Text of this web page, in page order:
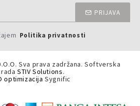
PRIJAVA
Politika privatnosti
Sva prava zadržana. Softverska
STIV Solutions.
optimizacija Sygnific